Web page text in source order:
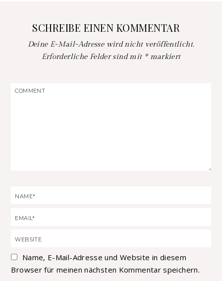
SCHREIBE EINEN KOMMENTAR
Deine E-Mail-Adresse wird nicht veröffentlicht.
Erforderliche Felder sind mit *markiert
Name, E-Mail-Adresse und Website in diesem
Browser für meinen nächsten Kommentar speichern.